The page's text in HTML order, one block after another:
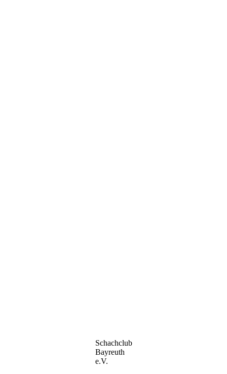
Schachclub
Bayreuth
e.V.